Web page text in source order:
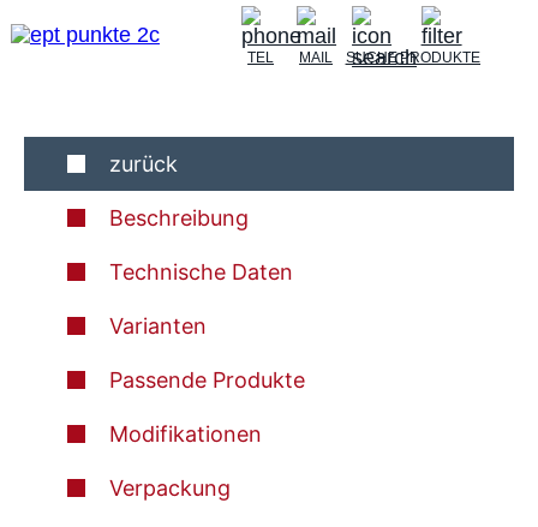
TEL MAIL SUCHEPRODUKTE
zurück
Beschreibung
Technische Daten
Varianten
Passende Produkte
Modifikationen
Verpackung